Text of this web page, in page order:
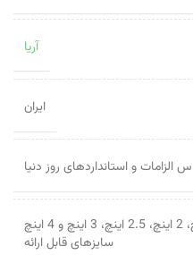
آریا
ایران
الزامات و استانداردهای روز دنیا
1 اینچ، 1.5 اینچ، 2 اینچ، 2.5 اینچ، 3 اینچ و 4 اینچ
سایزهای قابل ارائه